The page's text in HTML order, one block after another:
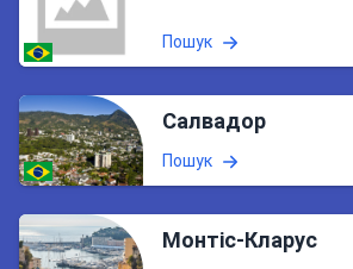
Пошук
Салвадор
Пошук
Монтіс-Кларус